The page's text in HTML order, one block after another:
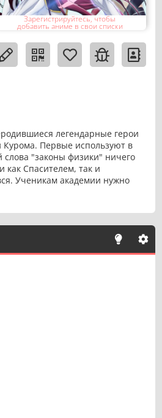
Зарегистрируйтесь, чтобы
добавить аниме в свои списки
легендарные герои
Курома. Первые используют в
"законы физики" ничего
Спасителем, так и
Ученикам академии нужно